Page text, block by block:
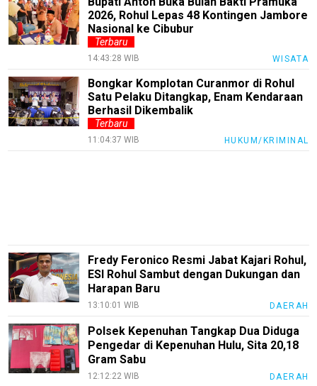
2026, Rohul Lepas 48 Kontingen Jambore
Nasional ke Cibubur
Terbaru
14:43:28 WIB WISATA
Bongkar Komplotan Curanmor di Rohul
Satu Pelaku Ditangkap, Enam Kendaraan
Berhasil Dikembalik
Terbaru
11:04:37 WIB HUKUM/KRIMINAL
Fredy Feronico Resmi Jabat Kajari Rohul,
ESI Rohul Sambut dengan Dukungan dan
Harapan Baru
13:10:01 WIB DAERAH
Polsek Kepenuhan Tangkap Dua Diduga
Pengedar di Kepenuhan Hulu, Sita 20,18
Gram Sabu
12:12:22 WIB DAERAH
TeknoGame
Economy
Recipes
Loker
LabuhanBatu
Info
Rohul
Nusapos
Karir